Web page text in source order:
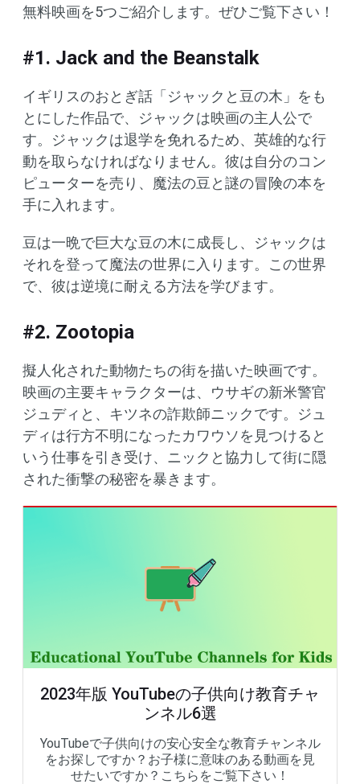
無料映画を5つご紹介します。ぜひご覧下さい！
#1. Jack and the Beanstalk
イギリスのおとぎ話「ジャックと豆の木」をも
とにした作品で、ジャックは映画の主人公で
す。ジャックは退学を免れるため、英雄的な行
動を取らなければなりません。彼は自分のコン
ピューターを売り、魔法の豆と謎の冒険の本を
手に入れます。
豆は一晩で巨大な豆の木に成長し、ジャックは
それを登って魔法の世界に入ります。この世界
で、彼は逆境に耐える方法を学びます。
#2. Zootopia
擬人化された動物たちの街を描いた映画です。
映画の主要キャラクターは、ウサギの新米警官
ジュディと、キツネの詐欺師ニックです。ジュ
ディは行方不明になったカワウソを見つけると
いう仕事を引き受け、ニックと協力して街に隠
された衝撃の秘密を暴きます。
2023年版 YouTubeの子供向け教育チャ
ンネル6選
YouTubeで子供向けの安心安全な教育チャンネル
をお探しですか？お子様に意味のある動画を見
せたいですか？こちらをご覧下さい！